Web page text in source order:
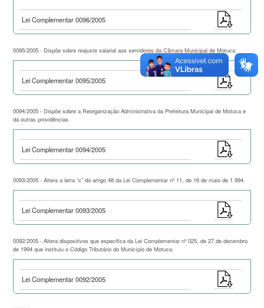
Lei Complementar 0096/2005
0095/2005 - Dispõe sobre reajuste salarial aos servidores da Câmara Municipal de Motuca.
Lei Complementar 0095/2005
0094/2005 - Dispõe sobre a Reorganização Administrativa da Prefeitura Municipal de Motuca e
dá outras providências.
Lei Complementar 0094/2005
0093/2005 - Altera a letra “c” do artigo 48 da Lei Complementar nº 11, de 16 de maio de 1.994.
Lei Complementar 0093/2005
0092/2005 - Altera dispositivos que especifica da Lei Complementar nº 025, de 27 de dezembro
de 1994 que instituiu o Código Tributário do Município de Motuca.
Lei Complementar 0092/2005